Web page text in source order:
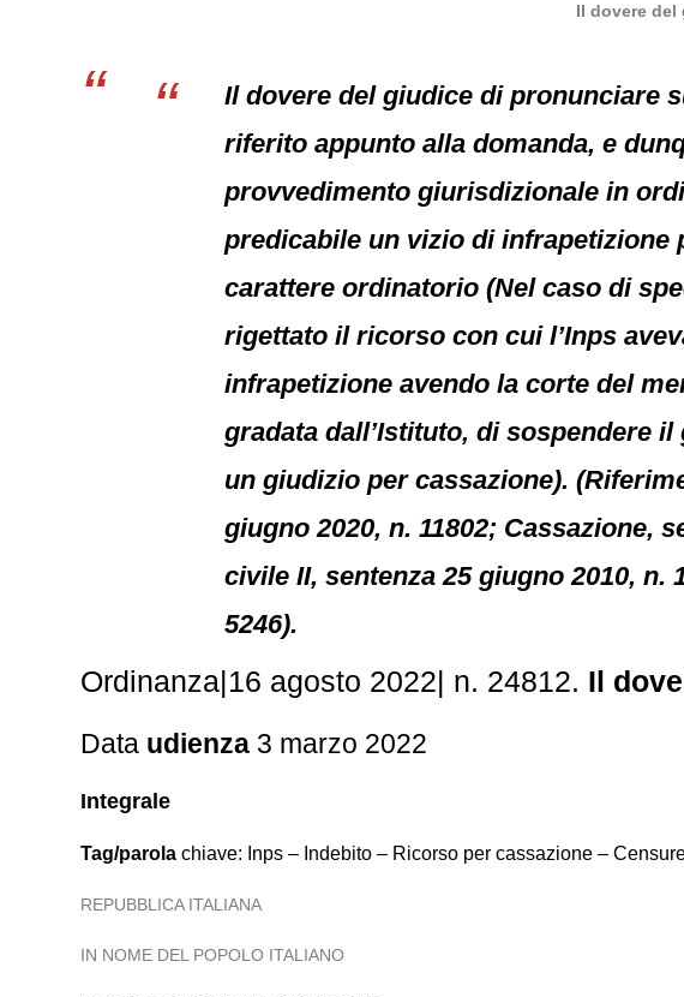
Il dovere
Il dovere del giudice di pronunciare
riferito appunto alla domanda, e
provvedimento giurisdizionale in
predicabile un vizio di infrapetizione
carattere ordinatorio (Nel caso di
rigettato il ricorso con cui l’Inps
infrapetizione avendo la corte del
gradata dall’Istituto, di sospendere
un giudizio per cassazione).
giugno 2020, n. 11802; Cassazione,
civile II, sentenza 25 giugno 2010, n.
5246).
Ordinanza|16 agosto 2022| n. 24812. Il
Data udienza 3 marzo 2022
Integrale
Tag/parola chiave: Inps – Indebito – Ricorso per cassazione –
REPUBBLICA ITALIANA
IN NOME DEL POPOLO ITALIANO